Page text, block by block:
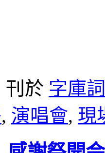
刊於 字庫
, 演唱會, 現